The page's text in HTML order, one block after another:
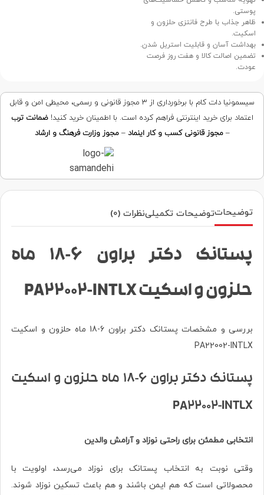
پوستی.
ظاهر جذاب با طرح فانتزی حلزون و
اسکیت.
بهداشت آسان و قابلیت استریل شدن.
تضمین اصالت کالا و هفت روز فرصت
عودت.
سیسمونیا دات کام با برخورداری از ۳ مجوز قانونی و رسمی، محیطی امن و قابل
اعتماد برای خرید اینترنتی فراهم کرده است. با اطمینان خرید کنید!ضمانت ترب
–مجوز قانونی کسب و کار اینماد –مجوز وزارت فرهنگ و ارشاد
توضیحاتتوضیحات تکمیلینظرات (0)
پستانک دکتر براون 6-18 ماه
حلزون و اسکیت PA22002-INTLX
بررسی و مشخصات پستانک دکتر براون 6-18 ماه حلزون و اسکیت
PA22002-INTLX
پستانک دکتر براون 6-18 ماه حلزون و اسکیت
PA22002-INTLX
انتخابی مطمئن برای راحتی نوزاد و آرامش والدین
وقتی نوبت به انتخاب پستانک برای نوزاد می‌رسد، اولویت با
محصولاتی است که هم ایمن باشند و هم باعث تسکین نوزاد شوند.